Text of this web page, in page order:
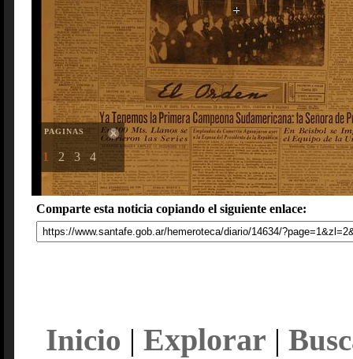
PAGINAS
1 2 3 4
Comparte esta noticia copiando el siguiente enlace:
Inicio | Explorar |